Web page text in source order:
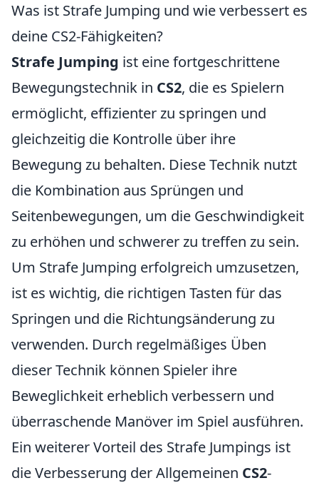
Was ist Strafe Jumping und wie verbessert es
deine CS2-Fähigkeiten?
Strafe Jumping ist eine fortgeschrittene
Bewegungstechnik in CS2, die es Spielern
ermöglicht, effizienter zu springen und
gleichzeitig die Kontrolle über ihre
Bewegung zu behalten. Diese Technik nutzt
die Kombination aus Sprüngen und
Seitenbewegungen, um die Geschwindigkeit
zu erhöhen und schwerer zu treffen zu sein.
Um Strafe Jumping erfolgreich umzusetzen,
ist es wichtig, die richtigen Tasten für das
Springen und die Richtungsänderung zu
verwenden. Durch regelmäßiges Üben
dieser Technik können Spieler ihre
Beweglichkeit erheblich verbessern und
überraschende Manöver im Spiel ausführen.
Ein weiterer Vorteil des Strafe Jumpings ist
die Verbesserung der Allgemeinen CS2-